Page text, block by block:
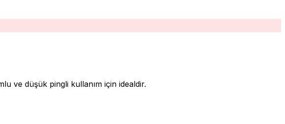
ve düşük pingli kullanım için idealdir.